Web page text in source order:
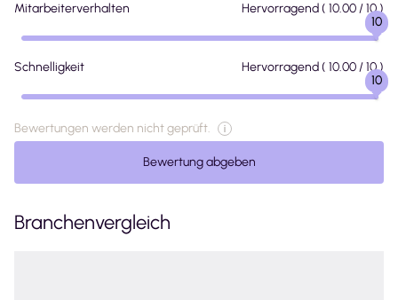
Mitarbeiterverhalten Hervorragend( 10.00/ 10 )
10
Schnelligkeit Hervorragend( 10.00/ 10 )
10
Bewertungen werden nicht geprüft.
Bewertung abgeben
Branchenvergleich